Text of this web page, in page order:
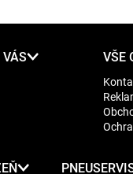
VÁS VŠE